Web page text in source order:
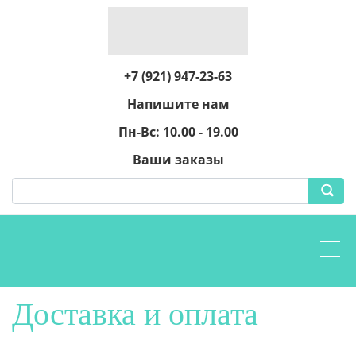
+7 (921) 947-23-63
Напишите нам
Пн-Вс: 10.00 - 19.00
Ваши заказы
Доставка и оплата